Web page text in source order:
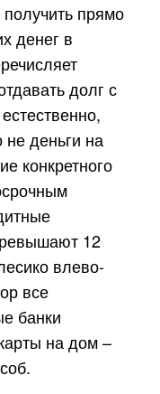
прямо
денег в
долг с
не деньги на
конкретного
12
влево-
все
банки
на дом –